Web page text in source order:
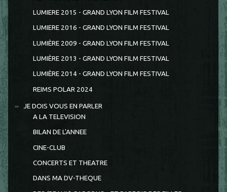
LUMIERE 2015 - GRAND LYON FILM FESTIVAL
LUMIERE 2016 - GRAND LYON FILM FESTIVAL
LUMIÈRE 2009 - GRAND LYON FILM FESTIVAL
LUMIÈRE 2013 - GRAND LYON FILM FESTIVAL
LUMIÈRE 2014 - GRAND LYON FILM FESTIVAL
REIMS POLAR 2024
JE DOIS VOUS EN PARLER
A LA TELEVISION
BILAN DE L'ANNEE
CINE-CLUB
CONCERTS ET THEATRE
DANS MA DV-THEQUE